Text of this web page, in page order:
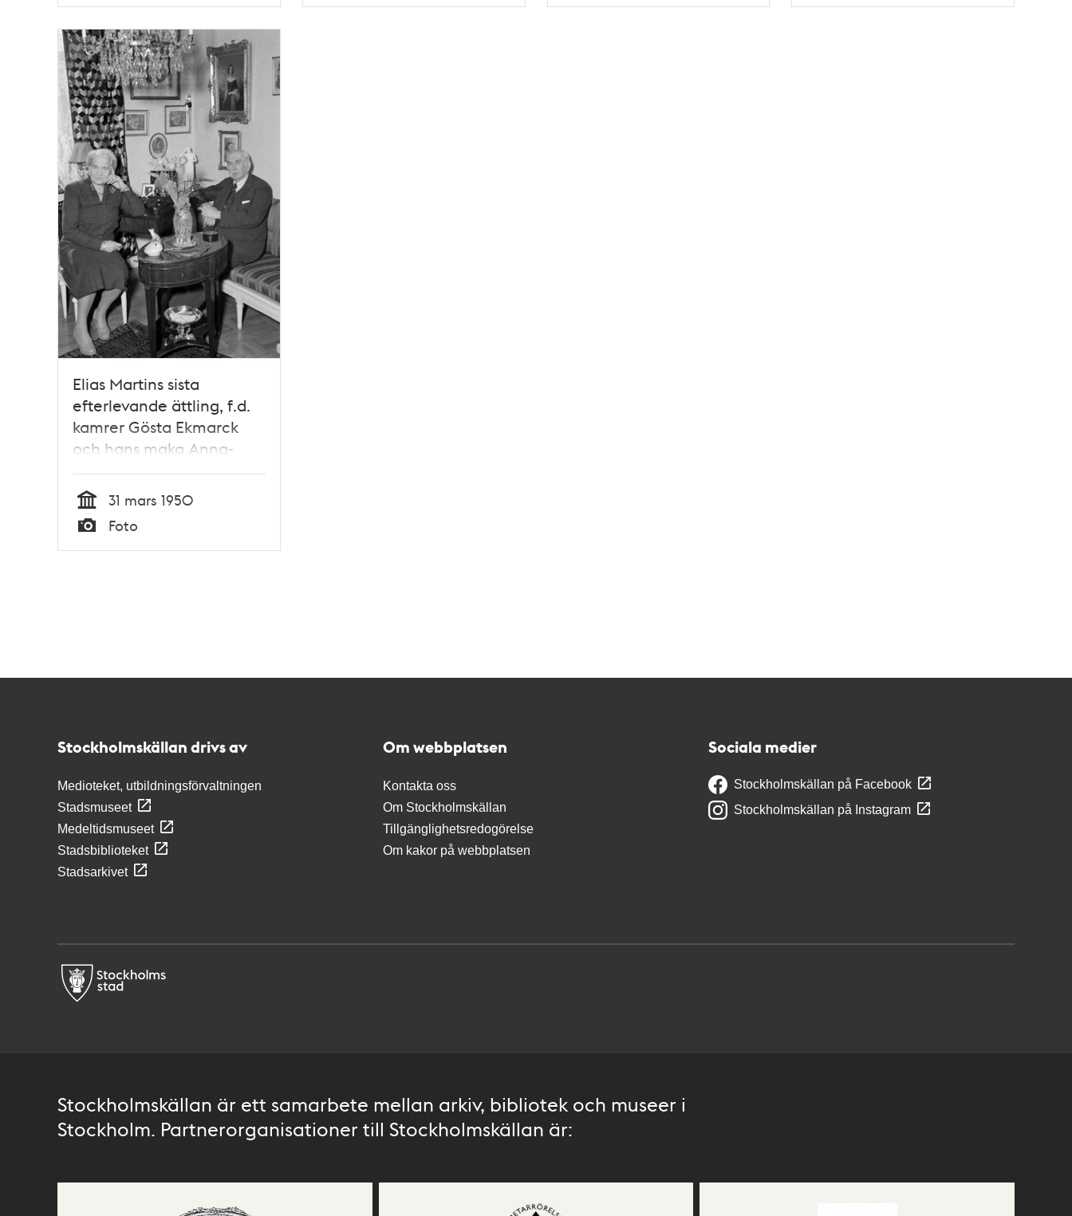
Elias Martins sista
efterlevande ättling, f.d.
kamrer Gösta Ekmarck
och hans maka Anna-
Maria i deras hem intill
Skanstull
Tid
31 mars 1950
Typ
Foto
Stockholmskällan drivs av
Medioteket, utbildningsförvaltningen
Stadsmuseet
Medeltidsmuseet
Stadsbiblioteket
Stadsarkivet
Om webbplatsen
Kontakta oss
Om Stockholmskällan
Tillgänglighetsredogörelse
Om kakor på webbplatsen
Sociala medier
Stockholmskällan på Facebook
Stockholmskällan på Instagram
Stockholmskällan är ett samarbete mellan arkiv, bibliotek och museer i
Stockholm. Partnerorganisationer till Stockholmskällan är: